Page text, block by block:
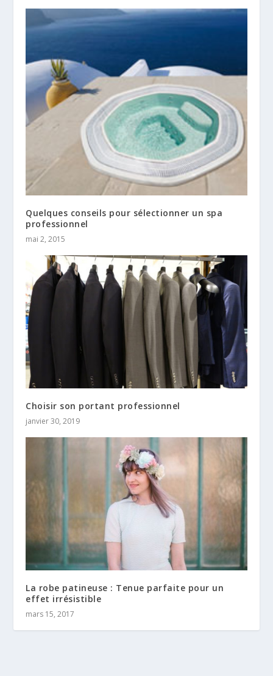
Quelques conseils pour sélectionner un spa
professionnel
mai 2, 2015
Choisir son portant professionnel
janvier 30, 2019
La robe patineuse : Tenue parfaite pour un
effet irrésistible
mars 15, 2017